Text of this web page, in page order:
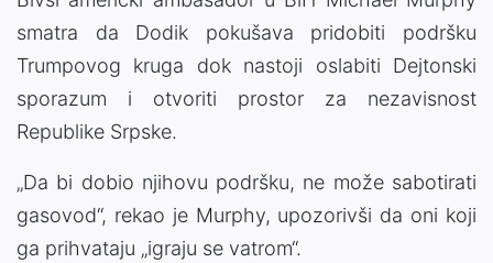
smatra da Dodik pokušava pridobiti podršku
Trumpovog kruga dok nastoji oslabiti Dejtonski
sporazum i otvoriti prostor za nezavisnost
Republike Srpske.
„Da bi dobio njihovu podršku, ne može sabotirati
gasovod“, rekao je Murphy, upozorivši da oni koji
ga prihvataju „igraju se vatrom“.